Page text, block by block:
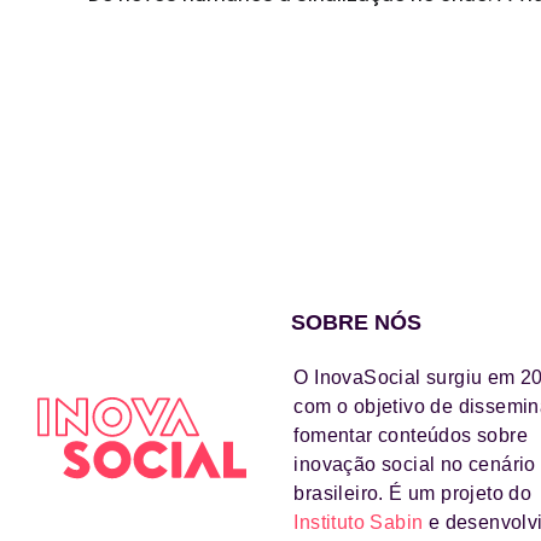
SOBRE NÓS
O InovaSocial surgiu em
com o objetivo de
fomentar conteúdos sobre
inovação social no cenário
brasileiro. É um projeto do
Instituto Sabin e